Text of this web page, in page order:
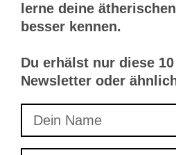
lerne deine
besser kennen.
Du erhälst nur diese
Newsletter oder